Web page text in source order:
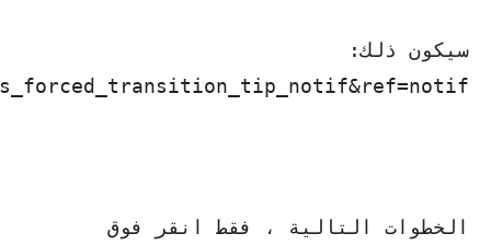
سيكون ذلك:
الخطوات التالية ، فقط انقر فوق